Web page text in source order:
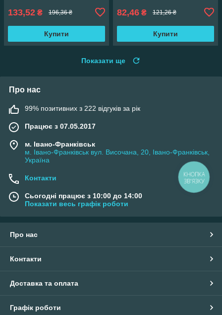
133,52 ₴ 196,36 ₴
Купити
82,46 ₴ 121,26 ₴
Купити
Показати ще
Про нас
99% позитивних з 222 відгуків за рік
Працює з 07.05.2017
м. Івано-Франківськ
м. Івано-Франківськ вул. Височана, 20, Івано-Франківськ,
Україна
Контакти
Сьогодні працює з 10:00 до 14:00
Показати весь графік роботи
Про нас
Контакти
Доставка та оплата
Графік роботи
КНОПКА
ЗВ'ЯЗКУ